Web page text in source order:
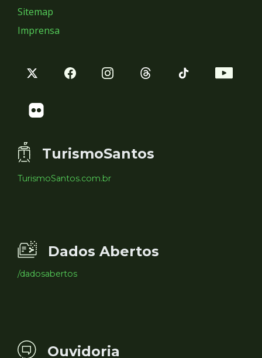
Sitemap
Imprensa
TurismoSantos
TurismoSantos.com.br
Dados Abertos
/dadosabertos
Ouvidoria